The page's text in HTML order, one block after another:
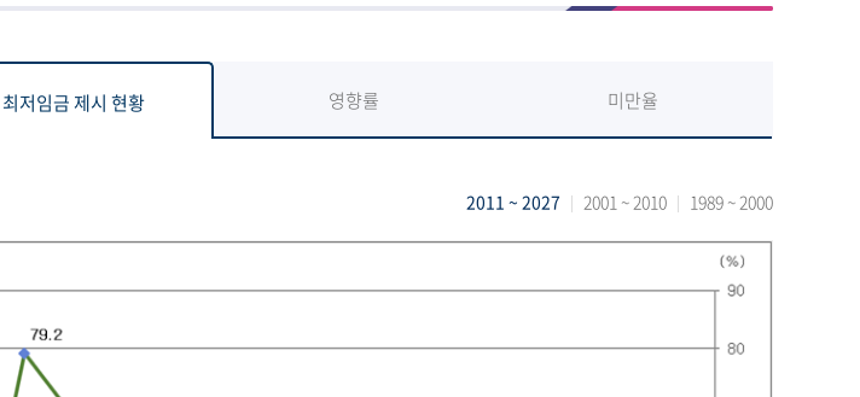
최저임금 제시 현황 영향률 미만율
2011 ~ 2027 2001 ~ 2010 1989 ~ 2000